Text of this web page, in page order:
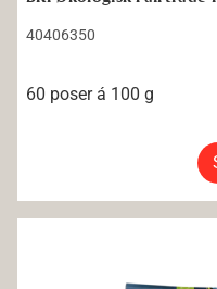
40406350
60 poser á 100 g